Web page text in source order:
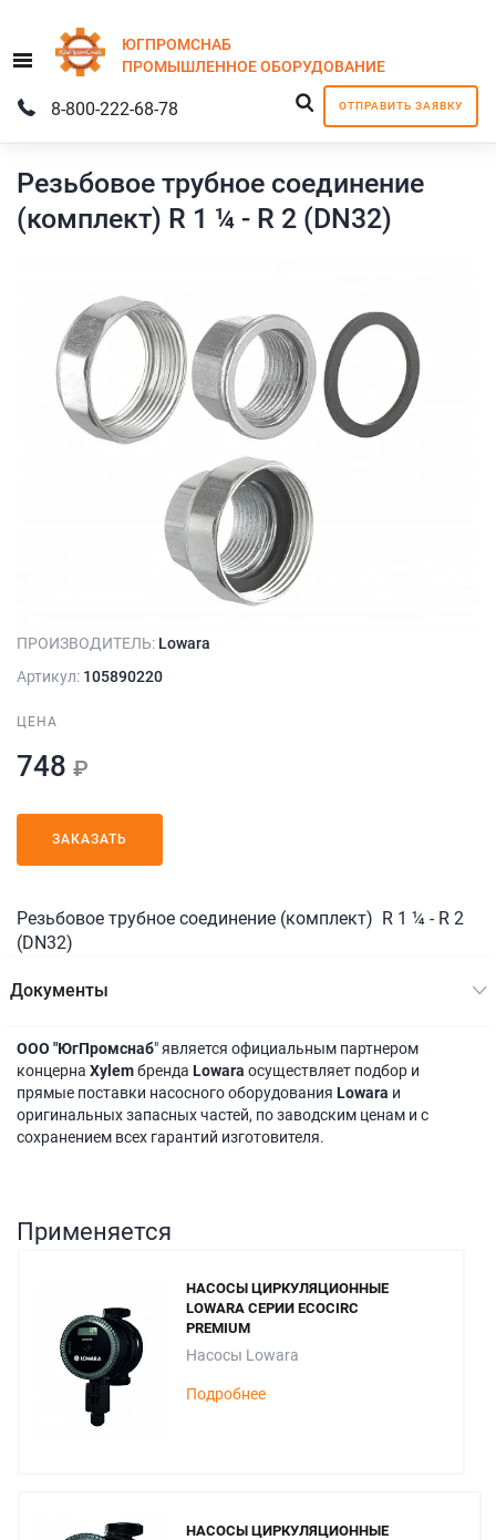
Menu
ЮГПРОМСНАБ
ПРОМЫШЛЕННОЕОБОРУДОВАНИЕ
ОТПРАВИТЬ ЗАЯВКУ
8-800-222-68-78
Резьбовое трубное соединение
(комплект) R 1 ¼ - R 2 (DN32)
ПРОИЗВОДИТЕЛЬ: Lowara
Артикул: 105890220
ЦЕНА
748 ₽
ЗАКАЗАТЬ
Резьбовое трубное соединение (комплект) R 1 ¼ - R 2
(DN32)
Документы
ООО "ЮгПромснаб" является официальным партнером
концерна Xylemбренда Lowara осуществляет подбор и
прямые поставки насосного оборудования Lowara и
оригинальных запасных частей, по заводским ценам и с
сохранением всех гарантий изготовителя.
Применяется
НАСОСЫ ЦИРКУЛЯЦИОННЫЕ
LOWARA СЕРИИ ECOCIRC
PREMIUM
Насосы Lowara
Подробнее
НАСОСЫ ЦИРКУЛЯЦИОННЫЕ